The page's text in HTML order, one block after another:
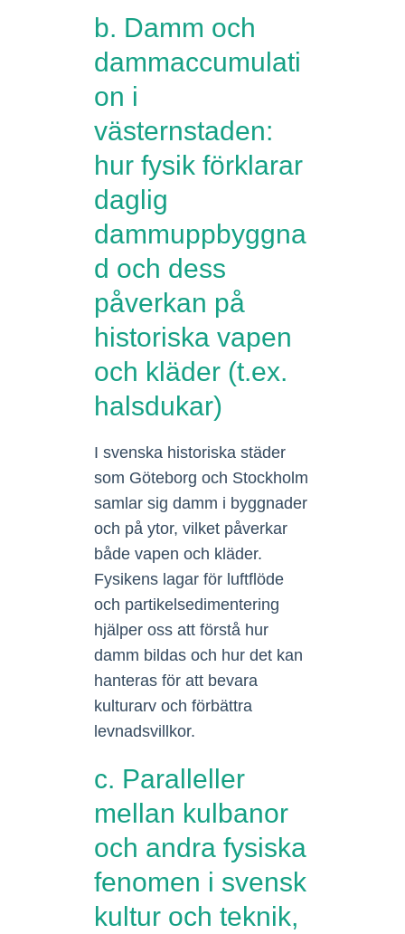
b. Damm och
dammaccumulati
on i
västernstaden:
hur fysik förklarar
daglig
dammuppbyggna
d och dess
påverkan på
historiska vapen
och kläder (t.ex.
halsdukar)
I svenska historiska städer
som Göteborg och Stockholm
samlar sig damm i byggnader
och på ytor, vilket påverkar
både vapen och kläder.
Fysikens lagar för luftflöde
och partikelsedimentering
hjälper oss att förstå hur
damm bildas och hur det kan
hanteras för att bevara
kulturarv och förbättra
levnadsvillkor.
c. Paralleller
mellan kulbanor
och andra fysiska
fenomen i svensk
kultur och teknik,